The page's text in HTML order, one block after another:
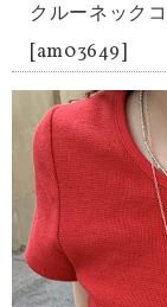
クルーネック
[am03649]